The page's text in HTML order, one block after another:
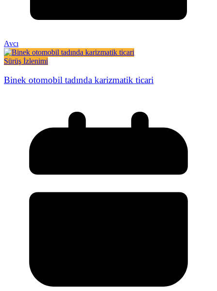
Avcı
Sürüş İzlenimi
Binek otomobil tadında karizmatik ticari